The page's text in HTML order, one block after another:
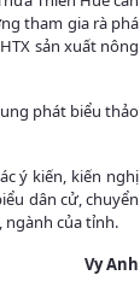
tham gia rà phá
sản xuất nông
phát biểu thảo
ý kiến, kiến nghị
dân cử, chuyển
ngành của tỉnh.
Vy Anh